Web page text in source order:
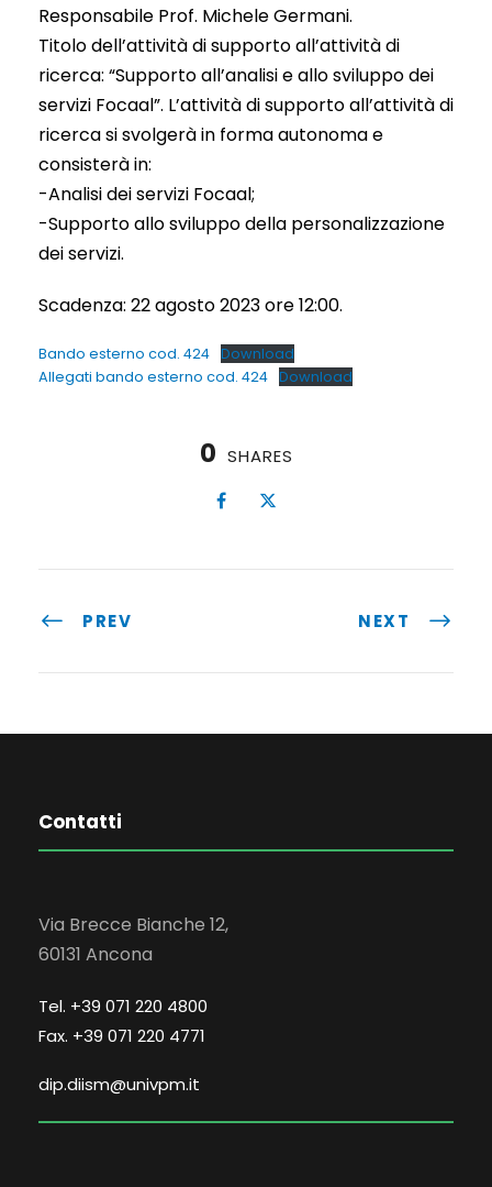
Responsabile Prof. Michele Germani.
Titolo dell’attività di supporto all’attività di
ricerca: “Supporto all’analisi e allo sviluppo dei
servizi Focaal”. L’attività di supporto all’attività di
ricerca si svolgerà in forma autonoma e
consisterà in:
-Analisi dei servizi Focaal;
-Supporto allo sviluppo della personalizzazione
dei servizi.
Scadenza: 22 agosto 2023 ore 12:00.
Bando esterno cod. 424 Download
Allegati bando esterno cod. 424 Download
0 SHARES
PREV NEXT
Contatti
Via Brecce Bianche 12,
60131 Ancona
Tel. +39 071 220 4800
Fax. +39 071 220 4771
dip.diism@univpm.it